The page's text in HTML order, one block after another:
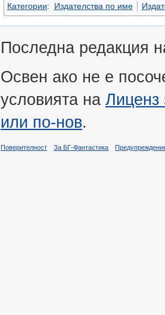
Категории: Издателства по име
Последна редакция
Освен ако не е
условията на Лиценз
или по-нов.
Поверителност За БГ-Фантастика